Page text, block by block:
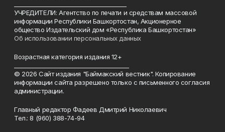
УЧРЕДИТЕЛИ: Агентство по печати и средствам массовой
информации Республики Башкортостан, Акционерное
общество Издательский дом «Республика Башкортостан»
Об использовании персональных данных
Возрастная категория издания 12+
© 2026 Сайт издания "Баймакский вестник". Копирование
информации сайта разрешено только с письменного согласия
администрации.
Главный редактор Фадеев Дмитрий Николаевич
Тел.: 8 (960) 388-74-94